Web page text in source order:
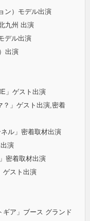
ン）モデル出演
九州 出演
デル出演
出演
」ゲスト出演
？」ゲスト出演,密着
ル」密着取材出演
演
密着取材出演
ゲスト出演
ギア」ブース グランド